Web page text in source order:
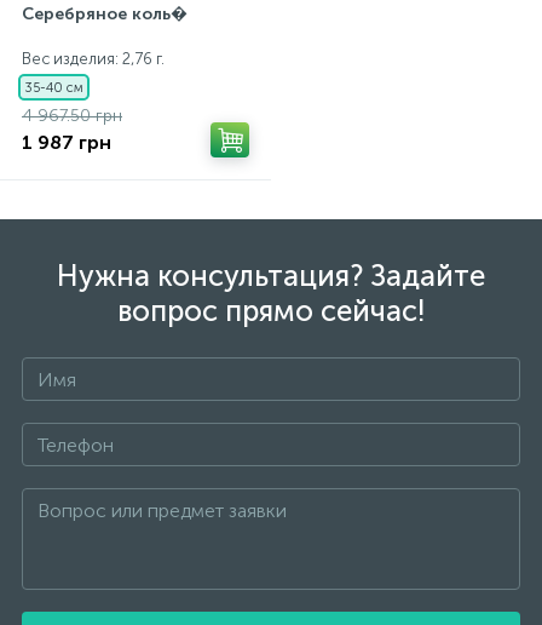
Серебряное коль�
Вес изделия: 2,76 г.
35-40 см
4 967.50 грн
1 987 грн
Нужна консультация? Задайте
вопрос прямо сейчас!